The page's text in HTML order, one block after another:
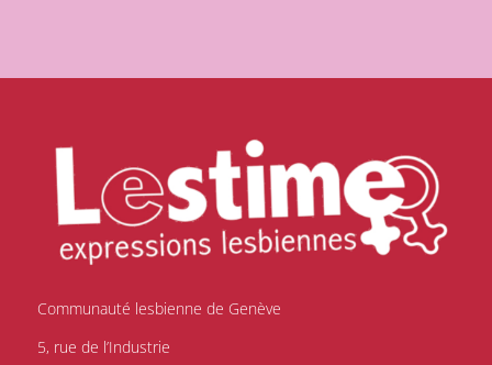
Communauté lesbienne de Genève
5, rue de l’Industrie